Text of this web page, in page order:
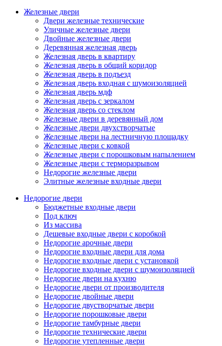
Железные двери
Двери железные технические
Уличные железные двери
Двойные железные двери
Деревянная железная дверь
Железная дверь в квартиру
Железная дверь в общий коридор
Железная дверь в подъезд
Железная дверь входная с шумоизоляцией
Железная дверь мдф
Железная дверь с зеркалом
Железная дверь со стеклом
Железные двери в деревянный дом
Железные двери двухстворчатые
Железные двери на лестничную площадку
Железные двери с ковкой
Железные двери с порошковым напылением
Железные двери с терморазрывом
Недорогие железные двери
Элитные железные входные двери
Недорогие двери
Бюджетные входные двери
Под ключ
Из массива
Дешевые входные двери с коробкой
Недорогие арочные двери
Недорогие входные двери для дома
Недорогие входные двери с установкой
Недорогие входные двери с шумоизоляцией
Недорогие двери на кухню
Недорогие двери от производителя
Недорогие двойные двери
Недорогие двустворчатые двери
Недорогие порошковые двери
Недорогие тамбурные двери
Недорогие технические двери
Недорогие утепленные двери